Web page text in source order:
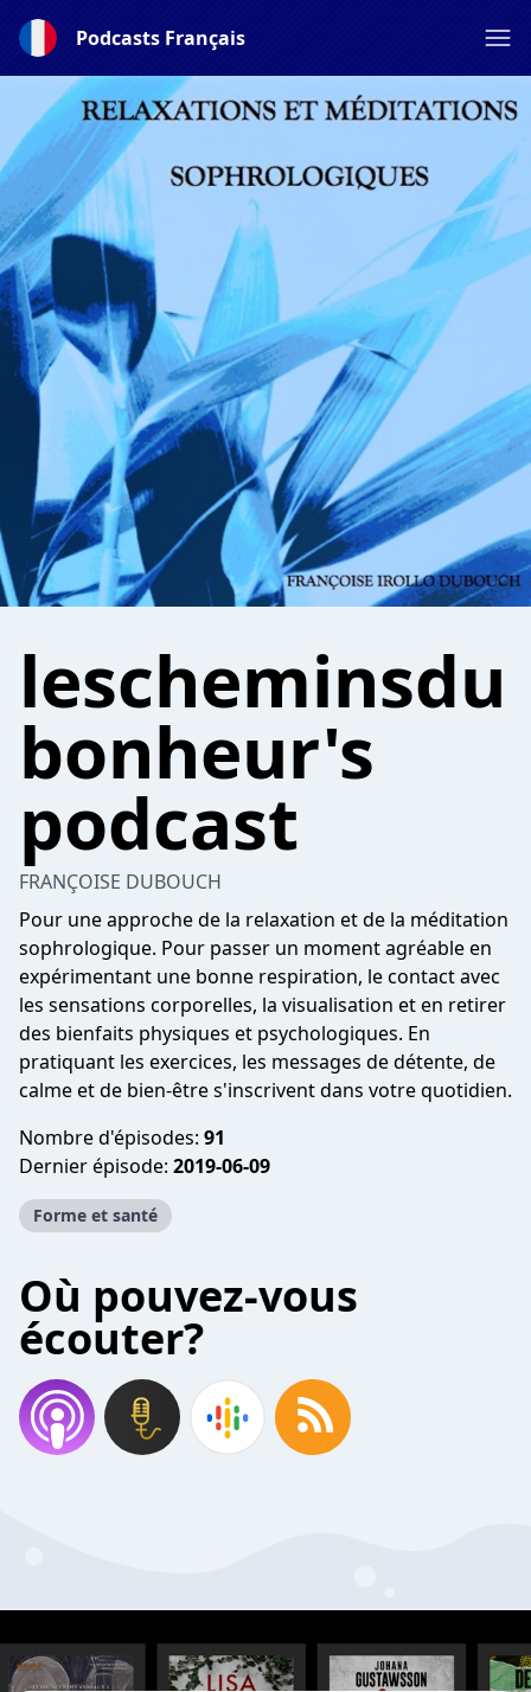
Podcasts Français
lescheminsdu
bonheur's
podcast
FRANÇOISE DUBOUCH
Pour une approche de la relaxation et de la méditation
sophrologique. Pour passer un moment agréable en
expérimentant une bonne respiration, le contact avec
les sensations corporelles, la visualisation et en retirer
des bienfaits physiques et psychologiques. En
pratiquant les exercices, les messages de détente, de
calme et de bien-être s'inscrivent dans votre quotidien.
Nombre d'épisodes: 91
Dernier épisode: 2019-06-09
Forme et santé
Où pouvez-vous
écouter?